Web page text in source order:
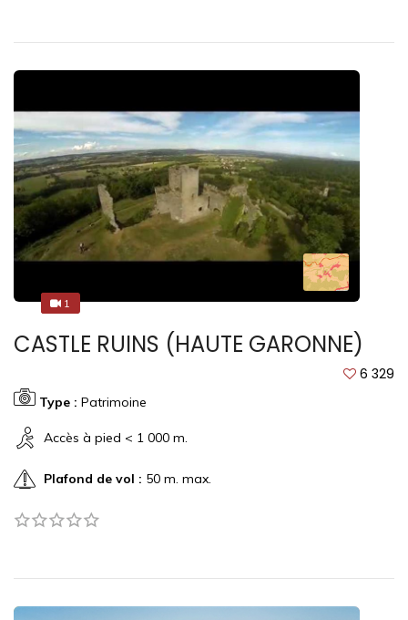
11
CASTLE RUINS (HAUTE GARONNE)
6 329
Type : Patrimoine
Accès à pied < 1 000 m.
Plafond de vol : 50 m. max.